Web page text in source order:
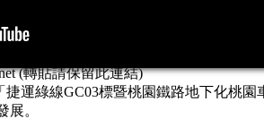
(轉貼請保留此連結)
運綠線GC03標暨桃園鐵路地下化桃
展。